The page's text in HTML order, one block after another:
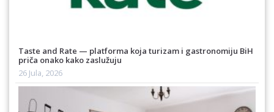
Taste and Rate — platforma koja turizam i gastronomiju BiH
priča onako kako zaslužuju
26 Jula, 2026